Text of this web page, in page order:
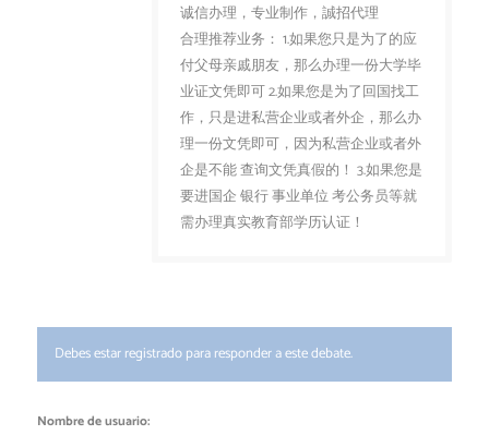
诚信办理，专业制作，誠招代理
合理推荐业务： 1.如果您只是为了的应
付父母亲戚朋友，那么办理一份大学毕
业证文凭即可 2.如果您是为了回国找工
作，只是进私营企业或者外企，那么办
理一份文凭即可，因为私营企业或者外
企是不能 查询文凭真假的！ 3.如果您是
要进国企 银行 事业单位 考公务员等就
需办理真实教育部学历认证！
Debes estar registrado para responder a este debate.
Nombre de usuario: